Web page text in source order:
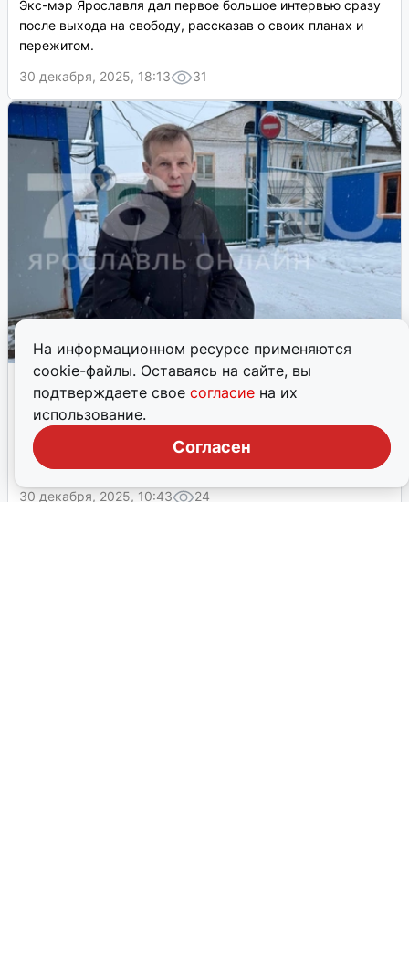
На информационном ресурсе применяются
cookie-файлы. Оставаясь на сайте, вы
подтверждаете свое согласие на их
использование.
Согласен
Экс-мэр Ярославля дал первое большое интервью сразу
после выхода на свободу, рассказав о своих планах и
пережитом.
30 декабря, 2025, 18:13
31
Урлашов рассказал о выплаченном
штрафе после колонии
Экс-мэр Ярославля Евгений Урлашов, осуждённый за
коррупцию, вышел на свободу 30 декабря и сообщил о
состоянии выплат по штрафу.
30 декабря, 2025, 10:43
24